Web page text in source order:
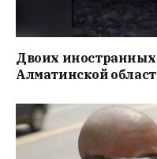
Двоих иностранных
Алматинской